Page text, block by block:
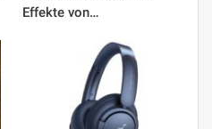
Effekte von…